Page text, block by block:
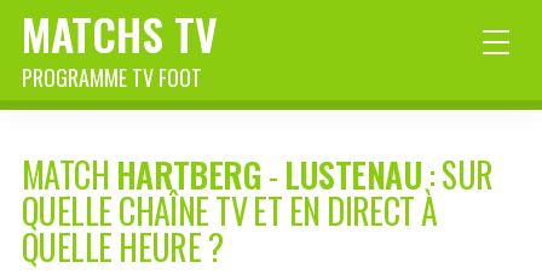
MATCHS TV
PROGRAMME TV FOOT
MATCH HARTBERG-LUSTENAU: SUR
QUELLE CHAÎNE TV ET EN DIRECT À
QUELLE HEURE ?